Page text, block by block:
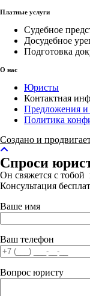
Платные услуги
Судебное
Досудебное
Подготовка
О нас
Юристы
Контактная
Предложения и
Политика
Создано и
Спроси
Он свяжется с тобой
Консультация
Ваше имя
Ваш телефон
Вопрос юристу